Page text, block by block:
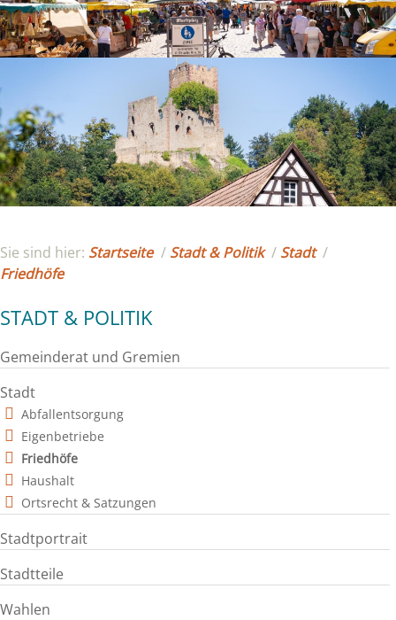
Sie sind hier: Startseite / Stadt & Politik / Stadt /
Friedhöfe
STADT & POLITIK
Gemeinderat und Gremien
Stadt
Abfallentsorgung
Eigenbetriebe
Friedhöfe
Haushalt
Ortsrecht & Satzungen
Stadtportrait
Stadtteile
Wahlen